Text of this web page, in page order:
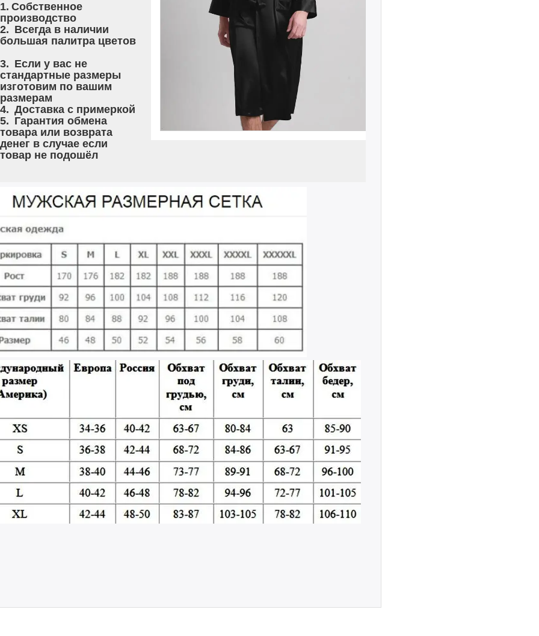
Собственное
производство
Всегда в наличии
большая палитра цветов
Если у вас не
стандартные размеры
изготовим по вашим
размерам
Доставка с примеркой
Гарантия обмена
товара или возврата
денег в случае если
товар не подошёл